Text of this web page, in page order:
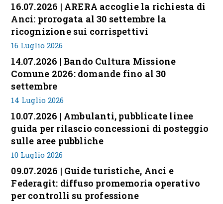
16.07.2026 | ARERA accoglie la richiesta di
Anci: prorogata al 30 settembre la
ricognizione sui corrispettivi
16 Luglio 2026
14.07.2026 | Bando Cultura Missione
Comune 2026: domande fino al 30
settembre
14 Luglio 2026
10.07.2026 | Ambulanti, pubblicate linee
guida per rilascio concessioni di posteggio
sulle aree pubbliche
10 Luglio 2026
09.07.2026 | Guide turistiche, Anci e
Federagit: diffuso promemoria operativo
per controlli su professione